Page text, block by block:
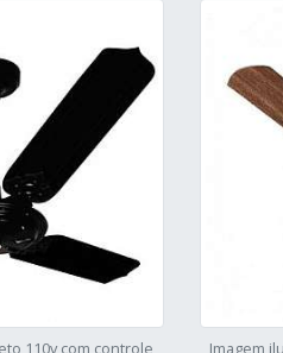
110v com controle
Imagem